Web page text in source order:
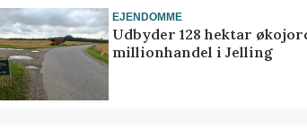
EJENDOMME
Udbyder 128 hektar
millionhandel i Jelling